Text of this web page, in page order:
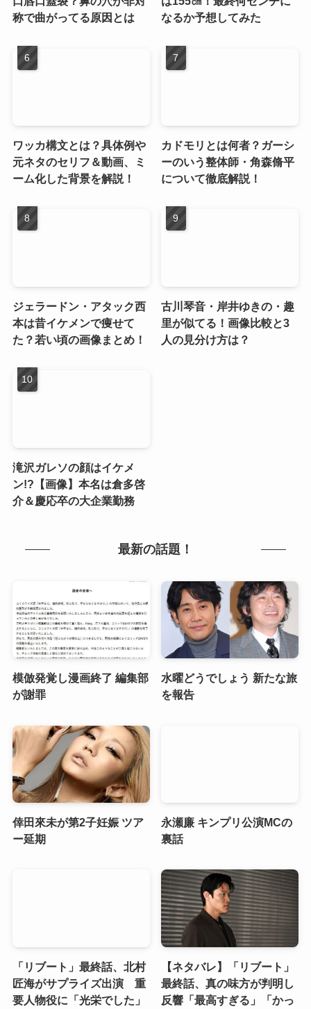
称で曲がってる原因とは
なるか予想してみた
ワッカ構文とは？具体例や
元ネタのセリフ＆動画、ミ
ーム化した背景を解説！
カドモリとは何者？ガーシ
ーのいう整体師・角森脩平
について徹底解説！
ジェラードン・アタック西
本は昔イケメンで痩せて
た？若い頃の画像まとめ！
古川琴音・岸井ゆきの・趣
里が似てる！画像比較と3
人の見分け方は？
滝沢ガレソの顔はイケメ
ン!?【画像】本名は倉多啓
介＆慶応卒の大企業勤務
最新の話題！
模倣発覚し漫画終了 編集部
が謝罪
水曜どうでしょう 新たな旅
を報告
倖田來未が第2子妊娠 ツア
ー延期
永瀬廉 キンプリ公演MCの
裏話
「リブート」最終話、北村
匠海がサプライズ出演 重
要人物役に「光栄でした」
【ネタバレ】「リブート」
最終話、真の味方が判明し
反響「最高すぎる」「かっ